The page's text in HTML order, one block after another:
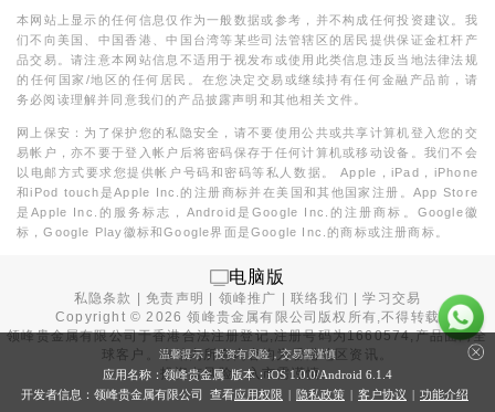
本网站上显示的任何信息仅作为一般数据或参考，并不构成任何投资建议。我
们不向美国、中国香港、中国台湾等某些司法管辖区的居民提供保证金杠杆产
品交易。请注意本网站信息不适用于视发布或使用此类信息违反当地法律法规
的任何国家/地区的任何居民。在您决定交易或继续持有任何金融产品前，请
务必阅读理解并同意我们的产品披露声明和其他相关文件。
网上保安：为了保护您的私隐安全，请不要使用公共或共享计算机登入您的交
易帐户，亦不要于登入帐户后将密码保存于任何计算机或移动设备。我们不会
以电邮方式要求您提供帐户号码和密码等私人数据。 Apple，iPad，iPhone
和iPod touch是Apple Inc.的注册商标并在美国和其他国家注册。App Store
是Apple Inc.的服务标志，Android是Google Inc.的注册商标。Google徽
标，Google Play徽标和Google界面是Google Inc.的商标或注册商标。
电脑版
私隐条款 |免责声明 领峰推广 |联络我们 |学习交易
Copyright ©2026 领峰贵金属有限公司版权所有,不得转载
领峰贵金属有限公司于香港合法注册登记,注册号码为1660574,产品面向全
球客户。本站内所有内容均为香港地区资讯。
投资有风险，入市需谨慎。
温馨提示：投资有风险，交易需谨慎
应用名称：领峰贵金属 版本：iOS 1.0.0/Android 6.1.4
开发者信息：领峰贵金属有限公司 查看应用权限 | 隐私政策 | 客户协议 | 功能介绍